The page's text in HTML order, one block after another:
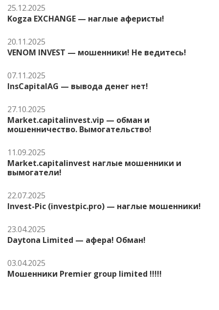
25.12.2025
Kogza EXCHANGE — наглые аферисты!
20.11.2025
VENOM INVEST — мошенники! Не ведитесь!
07.11.2025
InsCapitalAG — вывода денег нет!
27.10.2025
Market.capitalinvest.vip — обман и
мошенничество. Вымогательство!
11.09.2025
Market.capitalinvest наглые мошенники и
вымогатели!
22.07.2025
Invest-Pic (investpic.pro) — наглые мошенники!
23.04.2025
Daytona Limited — афера! Обман!
03.04.2025
Мошенники Premier group limited !!!!!